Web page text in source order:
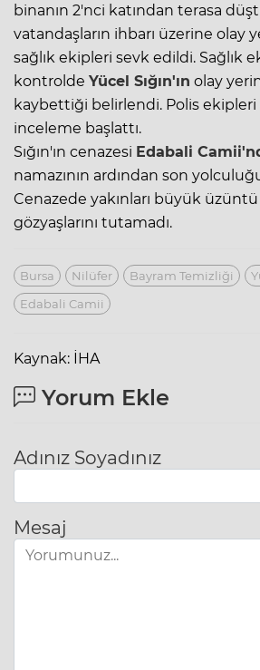
binanın 2'nci katından terasa
vatandaşların ihbarı üzerine olay
sağlık ekipleri sevk edildi. Sağlık
kontrolde Yücel Sığın'ın olay
kaybettiği belirlendi. Polis ekipleri
inceleme başlattı.
Sığın'ın cenazesi Edabali
namazının ardından son
Cenazede yakınları büyük
gözyaşlarını tutamadı.
Bursa Nilüfer Bayram Temizliği
Edabali Camii
Kaynak: İHA
Yorum Ekle
Adınız Soyadınız
Mesaj